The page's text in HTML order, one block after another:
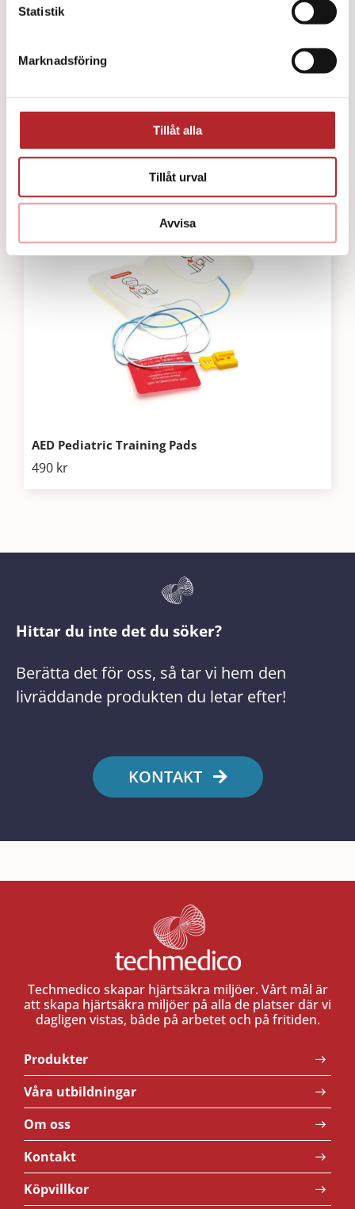
Statistik
Marknadsföring
Tillåt alla
Tillåt urval
Avvisa
502kr
AED Pediatric Training Pads
490 kr
Hittar du inte det du söker?
Berätta det för oss, så tar vi hem den
livräddande produkten du letar efter!
KONTAKT
Techmedico skapar hjärtsäkra miljöer. Vårt mål är
att skapa hjärtsäkra miljöer på alla de platser där vi
dagligen vistas, både på arbetet och på fritiden.
Produkter
Våra utbildningar
Om oss
Kontakt
Köpvillkor